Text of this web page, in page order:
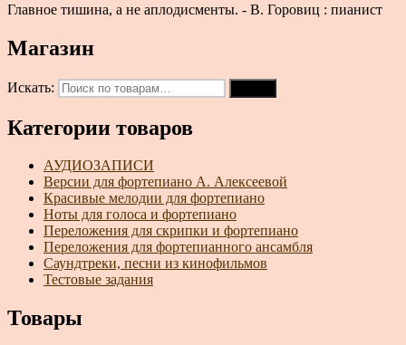
Главное тишина, а не аплодисменты. - В. Горовиц : пианист
Магазин
Искать:
Категории товаров
АУДИОЗАПИСИ
Версии для фортепиано А. Алексеевой
Красивые мелодии для фортепиано
Ноты для голоса и фортепиано
Переложения для скрипки и фортепиано
Переложения для фортепианного ансамбля
Саундтреки, песни из кинофильмов
Тестовые задания
Товары